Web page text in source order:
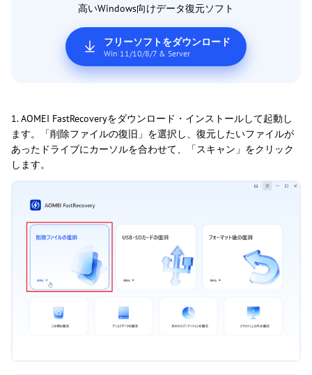
高いWindows向けデータ復元ソフト
フリーソフトをダウンロード
Win 11/10/8/7 & Server
1. AOMEI FastRecoveryをダウンロード・インストールして起動し
ます。「削除ファイルの復旧」を選択し、復元したいファイルが
あったドライブにカーソルを合わせて、「スキャン」をクリック
します。